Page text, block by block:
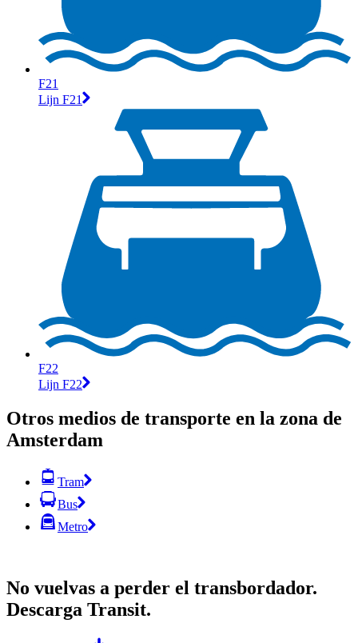
F21
Lijn F21
F22
Lijn F22
Otros medios de transporte en la zona de
Amsterdam
Tram
Bus
Metro
No vuelvas a perder el transbordador.
Descarga Transit.